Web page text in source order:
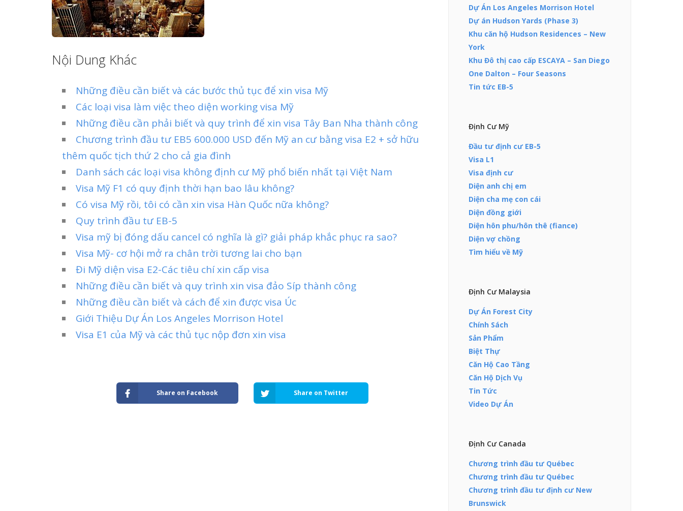
Nội Dung Khác
Những điều cần biết và các bước thủ tục để xin visa Mỹ
Các loại visa làm việc theo diện working visa Mỹ
Những điều cần phải biết và quy trình để xin visa Tây Ban Nha thành công
Chương trình đầu tư EB5 600.000 USD đến Mỹ an cư bằng visa E2 + sở hữu
thêm quốc tịch thứ 2 cho cả gia đình
Danh sách các loại visa không định cư Mỹ phổ biến nhất tại Việt Nam
Visa Mỹ F1 có quy định thời hạn bao lâu không?
Có visa Mỹ rồi, tôi có cần xin visa Hàn Quốc nữa không?
Quy trình đầu tư EB-5
Visa mỹ bị đóng dấu cancel có nghĩa là gì? giải pháp khắc phục ra sao?
Visa Mỹ- cơ hội mở ra chân trời tương lai cho bạn
Đi Mỹ diện visa E2-Các tiêu chí xin cấp visa
Những điều cần biết và quy trình xin visa đảo Síp thành công
Những điều cần biết và cách để xin được visa Úc
Giới Thiệu Dự Án Los Angeles Morrison Hotel
Visa E1 của Mỹ và các thủ tục nộp đơn xin visa
Share on Facebook Share on Twitter
Dự Án Los Angeles Morrison Hotel
Dự án Hudson Yards (Phase 3)
Khu căn hộ Hudson Residences – New
York
Khu Đô thị cao cấp ESCAYA – San Diego
One Dalton – Four Seasons
Tin tức EB-5
Định Cư Mỹ
Đầu tư định cư EB-5
Visa L1
Visa định cư
Diện anh chị em
Diện cha mẹ con cái
Diện đồng giới
Diện hôn phu/hôn thê (fiance)
Diện vợ chồng
Tìm hiểu về Mỹ
Định Cư Malaysia
Dự Án Forest City
Chính Sách
Sản Phẩm
Biệt Thự
Căn Hộ Cao Tầng
Căn Hộ Dịch Vụ
Tin Tức
Video Dự Án
Định Cư Canada
Chương trình đầu tư Québec
Chương trình đầu tư Québec
Chương trình đầu tư định cư New
Brunswick